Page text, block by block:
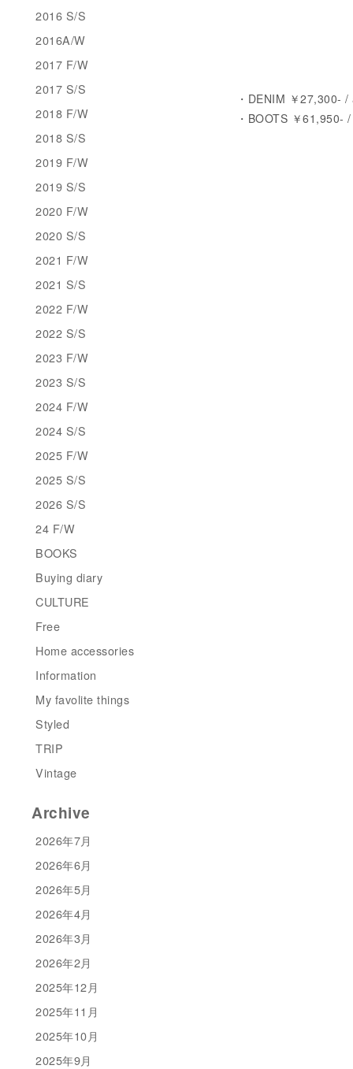
・DENIM ￥27,300-
・BOOTS ￥61,950-
2016 S/S
2016A/W
2017 F/W
2017 S/S
2018 F/W
2018 S/S
2019 F/W
2019 S/S
2020 F/W
2020 S/S
2021 F/W
2021 S/S
2022 F/W
2022 S/S
2023 F/W
2023 S/S
2024 F/W
2024 S/S
2025 F/W
2025 S/S
2026 S/S
24 F/W
BOOKS
Buying diary
CULTURE
Free
Home accessories
Information
My favolite things
Styled
TRIP
Vintage
Archive
2026年7月
2026年6月
2026年5月
2026年4月
2026年3月
2026年2月
2025年12月
2025年11月
2025年10月
2025年9月